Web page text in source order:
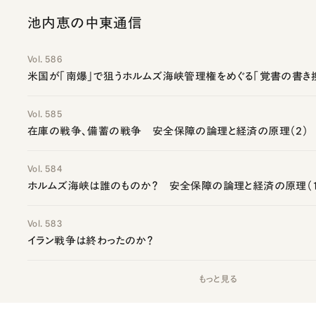
池内恵の中東通信
Vol. 586
米国が「南爆」で狙うホルムズ海峡管理権をめぐる「覚書の書き換
Vol. 585
在庫の戦争、備蓄の戦争 安全保障の論理と経済の原理（2）
Vol. 584
ホルムズ海峡は誰のものか？ 安全保障の論理と経済の原理（1
Vol. 583
イラン戦争は終わったのか？
もっと見る